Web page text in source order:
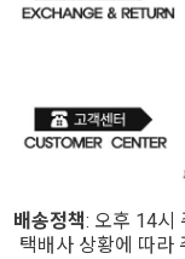
배송정책: 오후 14시
택배사 상황에 따라